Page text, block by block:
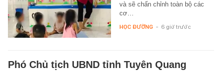
và sẽ chấn chỉnh toàn bộ các
cơ…
HỌC ĐƯỜNG - 6 giờ trước
Phó Chủ tịch UBND tỉnh Tuyên Quang